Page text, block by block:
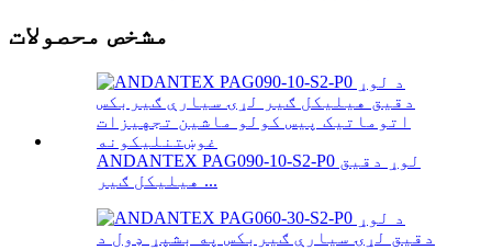
مشخص محصولات
ANDANTEX PAG090-10-S2-P0 لوړ دقیق
هیلیکل ګیر ...